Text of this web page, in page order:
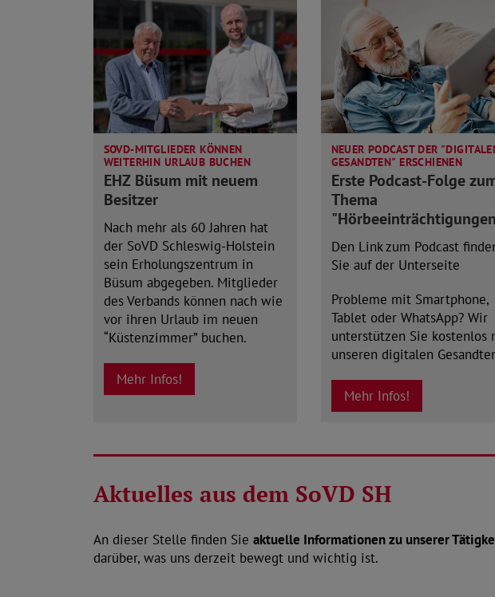
SOVD-MITGLIEDER KÖNNEN
WEITERHIN URLAUB BUCHEN
EHZ Büsum mit neuem
Besitzer
Nach mehr als 60 Jahren hat
der SoVD Schleswig-Holstein
sein Erholungszentrum in
Büsum abgegeben. Mitglieder
des Verbands können nach wie
vor ihren Urlaub im neuen
“Küstenzimmer” buchen.
Mehr Infos!
NEUER PODCAST DER
GESANDTEN" ERSCHIENEN
Erste Podcast-Folge
Thema
Den Link zum Podcast
Sie auf der Unterseite
Probleme mit Smartphone,
Tablet oder WhatsApp? Wir
unterstützen Sie kostenlos
unseren digitalen
Mehr Infos!
Aktuelles aus dem SoVD SH
An dieser Stelle finden Sie aktuelle Informationen zu unserer
darüber, was uns derzeit bewegt und wichtig ist.